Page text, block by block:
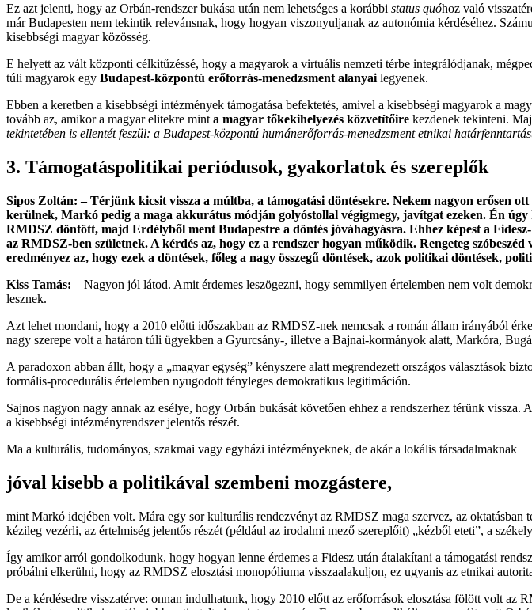
Ez azt jelenti, hogy az Orbán-rendszer bukása után nem lehetséges a korábbi status quóhoz való
már Budapesten nem tekintik relevánsnak, hogy hogyan viszonyuljanak az autonómia kérdéséhez.
kisebbségi magyar közösség.
E helyett az vált központi célkitűzéssé, hogy a magyarok a virtuális nemzeti térbe integrálódjanak,
túli magyarok egy Budapest-központú erőforrás-menedzsment alanyai legyenek.
Ebben a keretben a kisebbségi intézmények támogatása befektetés, amivel a kisebbségi magyarok a
tovább az, amikor a magyar elitekre mint a magyar tőkekihelyezés közvetítőire kezdenek tekinteni.
tekintetében is ellentét feszül: a Budapest-központú humánerőforrás-menedzsment etnikai
3. Támogatáspolitikai periódusok, gyakorlatok és szereplők
Sipos Zoltán: – Térjünk kicsit vissza a múltba, a támogatási döntésekre. Nekem nagyon erősen
kerülnek, Markó pedig a maga akkurátus módján golyóstollal végigmegy, javítgat ezeken. Én
RMDSZ döntött, majd Erdélyből ment Budapestre a döntés jóváhagyásra. Ehhez képest a
az RMDSZ-ben születnek. A kérdés az, hogy ez a rendszer hogyan működik. Rengeteg
eredményez az, hogy ezek a döntések, főleg a nagy összegű döntések, azok politikai döntések,
Kiss Tamás: – Nagyon jól látod. Amit érdemes leszögezni, hogy semmilyen értelemben nem volt
lesznek.
Azt lehet mondani, hogy a 2010 előtti időszakban az RMDSZ-nek nemcsak a román állam irányából
nagy szerepe volt a határon túli ügyekben a Gyurcsány-, illetve a Bajnai-kormányok alatt, Markóra,
A paradoxon abban állt, hogy a „magyar egység” kényszere alatt megrendezett országos választások
formális-procedurális értelemben nyugodott tényleges demokratikus legitimáción.
Sajnos nagyon nagy annak az esélye, hogy Orbán bukását követően ehhez a rendszerhez térünk
a kisebbségi intézményrendszer jelentős részét.
Ma a kulturális, tudományos, szakmai vagy egyházi intézményeknek, de akár a lokális társadalmaknak
jóval kisebb a politikával szembeni mozgástere,
mint Markó idejében volt. Mára egy sor kulturális rendezvényt az RMDSZ maga szervez, az oktatásban
kézileg vezérli, az értelmiség jelentős részét (például az irodalmi mező szereplőit) „kézből eteti”, a
Így amikor arról gondolkodunk, hogy hogyan lenne érdemes a Fidesz után átalakítani a támogatási
próbálni elkerülni, hogy az RMDSZ elosztási monopóliuma visszaalakuljon, ez ugyanis az etnikai
De a kérdésedre visszatérve: onnan indulhatunk, hogy 2010 előtt az erőforrások elosztása fölött volt az